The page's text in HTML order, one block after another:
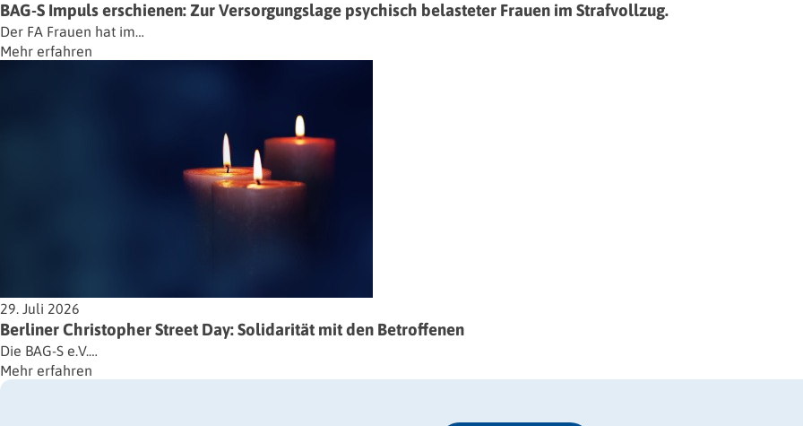
BAG-S Impuls erschienen: Zur Versorgungslage psychisch belasteter Frauen im Strafvollzug.
Der FA Frauen hat im…
Mehr erfahren
29. Juli 2026
Berliner Christopher Street Day: Solidarität mit den Betroffenen
Die BAG-S e.V.…
Mehr erfahren